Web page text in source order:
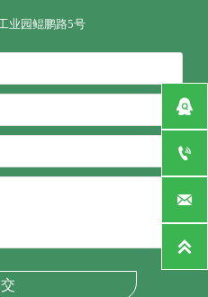
业园鲲鹏路5号



